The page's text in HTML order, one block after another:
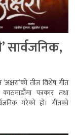
सार्वजनिक,
तीज विशेष गीत
पत्रकार तथा
गरेको हो। गीतको